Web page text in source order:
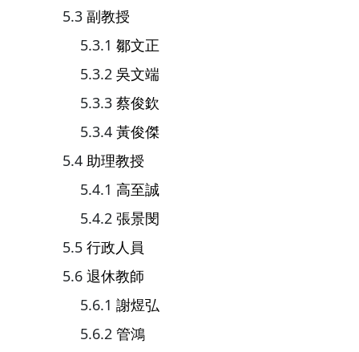
副教授
鄒文正
吳文端
蔡俊欽
黃俊傑
助理教授
高至誠
張景閔
行政人員
退休教師
謝煜弘
管鴻